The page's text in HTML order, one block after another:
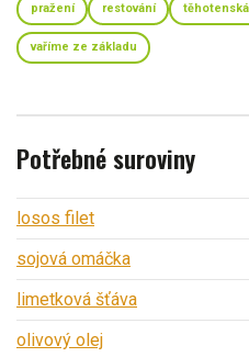
pražení restování
vaříme ze základu
Potřebné suroviny
losos filet
sojová omáčka
limetková šťáva
olivový olej